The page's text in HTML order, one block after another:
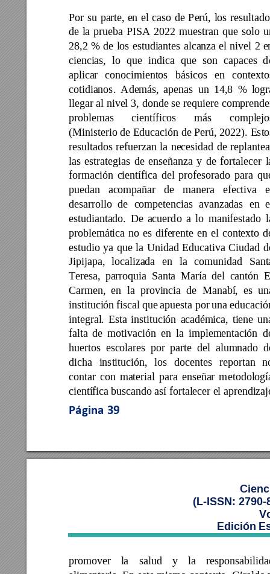
Página 39
Por su parte, en el caso de Perú, los
de la prueba PISA 2022 muestran que solo
28,2 % de los estudiantes alcanza el nivel 2
ciencias, lo que indica que son capaces d
aplicar conocimientos básicos en
cotidianos. Además, apenas un 14,8 %
llegar al nivel 3, donde se requiere
problemas
científicos más
(Ministerio de Educación de Perú, 2022).
resultados refuerzan la necesidad de
las estrategias de enseñanza y de fortalecer
formación científica del profesorado para
puedan
acompañar de manera efectiva
desarrollo de competencias avanzadas en
estudiantado. De acuerdo a lo manifestado
problemática no es diferente en el contexto
estudio ya que la Unidad Educativa Ciudad
Jipijapa, localizada en la comunidad
Teresa, parroquia Santa María del cantón
Carmen, en la provincia de Manabí, es
institución fiscal que apuesta por una
integral. Esta institución académica, tiene
falta de motivación en la implementación
huertos escolares por parte del alumnado
dicha institución, los docentes reportan
contar con material para enseñar m
científica buscando así fortalecer el
(L-ISSN:
Edición
promover la salud y la